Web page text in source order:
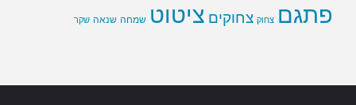
פתגם צחוק צחוקים ציטוט שמחה שנאה שקר